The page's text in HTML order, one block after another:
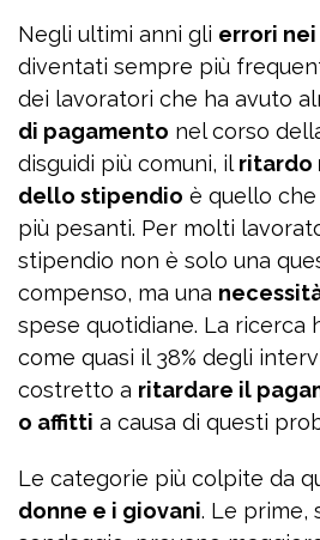
Negli ultimi anni gli errori
diventati sempre più
dei lavoratori che ha avuto
di pagamento nel corso
disguidi più comuni, ilritardo
dello stipendio è quello
più pesanti. Per molti
stipendio non è solo una
compenso, ma una
spese quotidiane. La ricerca
come quasi il 38% degli
costretto a ritardare il
o affitti a causa di questi
Le categorie più colpite da
donne e i giovani. Le prime,